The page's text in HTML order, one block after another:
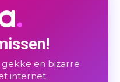
en bizarre
internet.